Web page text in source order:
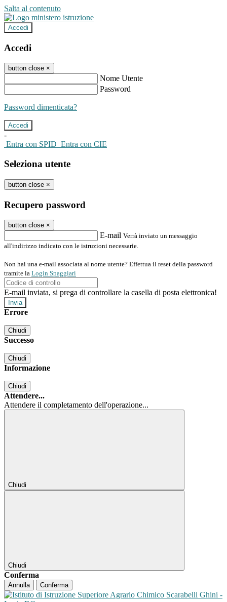
Salta al contenuto
Accedi
Accedi
button close ×
Nome Utente
Password
Password dimenticata?
-
Entra con SPID Entra con CIE
Seleziona utente
button close ×
Recupero password
button close ×
E-mail Verrà inviato un messaggio
all'indirizzo indicato con le istruzioni necessarie.
Non hai una e-mail associata al nome utente? Effettua il reset della password
tramite la Login Spaggiari
E-mail inviata, si prega di controllare la casella di posta elettronica!
Errore
Chiudi
Successo
Chiudi
Informazione
Chiudi
Attendere...
Attendere il completamento dell'operazione...
Chiudi
Chiudi
Conferma
Annulla Conferma